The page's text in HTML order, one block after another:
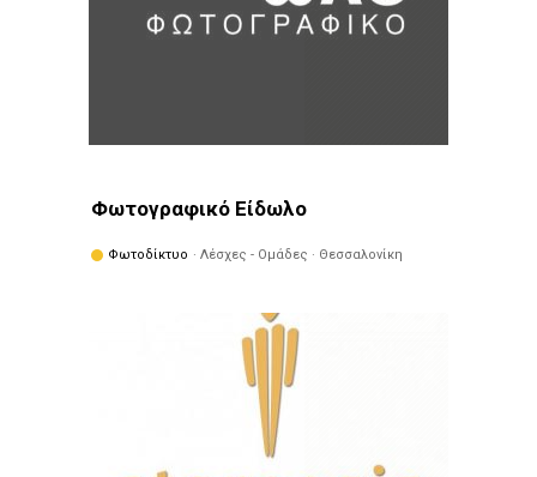
Φωτογραφικό Είδωλο
Φωτοδίκτυο · Λέσχες - Ομάδες · Θεσσαλονίκη